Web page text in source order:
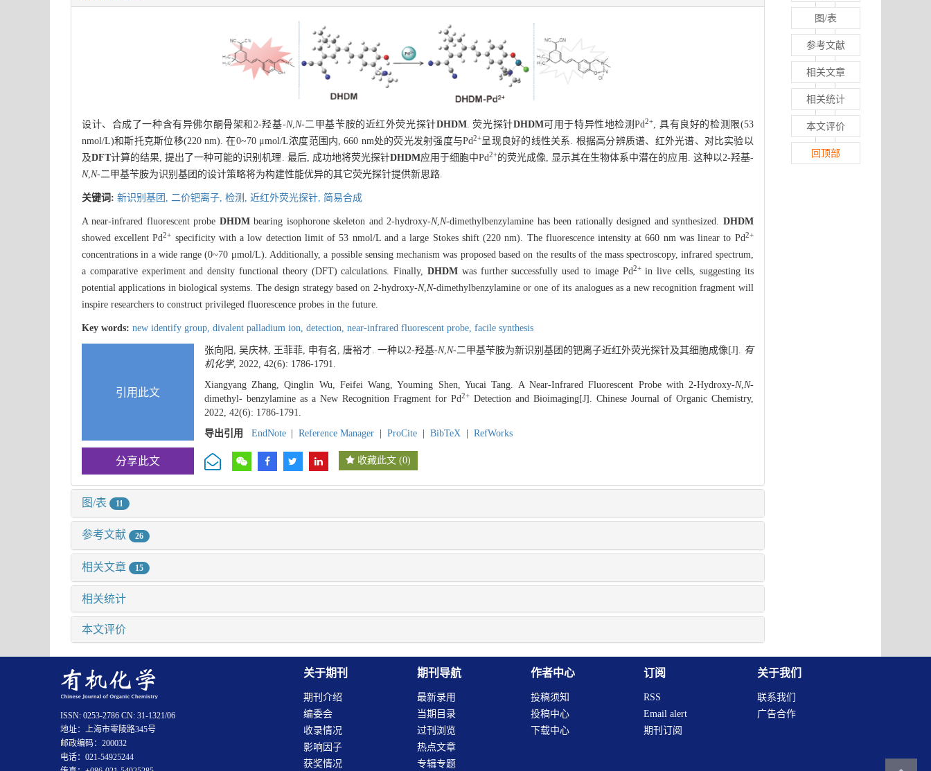
设计、合成了一种含有异佛尔酮骨架和2-羟基-N,N-二甲基苄胺的近红外荧光探针DHDM. 荧光探针DHDM可用于特异性地检测Pd2+, 具有良好的检测限(53
nmol/L)和斯托克斯位移(220 nm). 在0~70 μmol/L浓度范围内, 660 nm处的荧光发射强度与Pd2+呈现良好的线性关系. 根据高分辨质谱、红外光谱、对比实验以
及DFT计算的结果, 提出了一种可能的识别机理. 最后, 成功地将荧光探针DHDM应用于细胞中Pd2+的荧光成像, 显示其在生物体系中潜在的应用. 这种以2-羟基-
N,N-二甲基苄胺为识别基团的设计策略将为构建性能优异的其它荧光探针提供新思路.
关键词: 新识别基团, 二价钯离子, 检测, 近红外荧光探针, 简易合成
A near-infrared fluorescent probe DHDMbearing isophorone skeleton and 2-hydroxy-N,N-dimethylbenzylamine has been rationally designed and synthesized. DHDM
showed excellent Pd2+ specificity with a low detection limit of 53 nmol/L and a large Stokes shift (220 nm). The fluorescence intensity at 660 nm was linear to Pd2+
concentrations in a wide range (0~70 μmol/L). Additionally, a possible sensing mechanism was proposed based on the results of the mass spectroscopy, infrared spectrum,
a comparative experiment and density functional theory (DFT) calculations. Finally,DHDM was further successfully used to image Pd2+in live cells, suggesting its
potential applications in biological systems. The design strategy based on 2-hydroxy-N,N-dimethylbenzylamine or one of its analogues as a new recognition fragment will
inspire researchers to construct privileged fluorescence probes in the future.
Key words: new identify group, divalent palladium ion, detection, near-infrared fluorescent probe, facile synthesis
引用此文
张向阳, 吴庆林, 王菲菲, 申有名, 唐裕才. 一种以2-羟基-N,N-二甲基苄胺为新识别基团的钯离子近红外荧光探针及其细胞成像[J]. 有
机化学, 2022, 42(6): 1786-1791.
Xiangyang Zhang, Qinglin Wu, Feifei Wang, Youming Shen, Yucai Tang. A Near-Infrared Fluorescent Probe with 2-Hydroxy-N,N-
dimethyl- benzylamine as a New Recognition Fragment for Pd2+Detection and Bioimaging[J]. Chinese Journal of Organic Chemistry,
2022, 42(6): 1786-1791.
导出引用
EndNote Reference Manager ProCite BibTeX RefWorks
分享此文 收藏此文 (0)
图/表 11
参考文献 26
相关文章 15
相关统计
本文评价
图/表
参考文献
相关文章
相关统计
本文评价
回顶部
关于期刊
期刊介绍
编委会
收录情况
影响因子
获奖情况
期刊导航
最新录用
当期目录
过刊浏览
热点文章
专辑专题
作者中心
投稿须知
投稿中心
下载中心
订阅
RSS
Email alert
期刊订阅
关于我们
联系我们
广告合作
ISSN: 0253-2786 CN: 31-1321/06
地址：上海市零陵路345号
邮政编码：200032
电话：021-54925244